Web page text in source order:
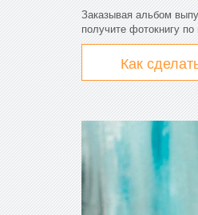
Заказывая альбом
получите фотокнигу
Как